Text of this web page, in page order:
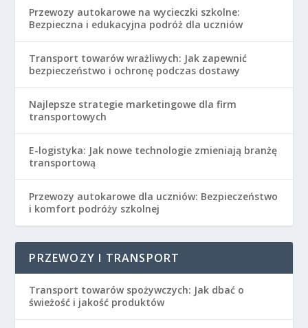
Przewozy autokarowe na wycieczki szkolne:
Bezpieczna i edukacyjna podróż dla uczniów
Transport towarów wrażliwych: Jak zapewnić
bezpieczeństwo i ochronę podczas dostawy
Najlepsze strategie marketingowe dla firm
transportowych
E-logistyka: Jak nowe technologie zmieniają branżę
transportową
Przewozy autokarowe dla uczniów: Bezpieczeństwo
i komfort podróży szkolnej
PRZEWOZY I TRANSPORT
Transport towarów spożywczych: Jak dbać o
świeżość i jakość produktów